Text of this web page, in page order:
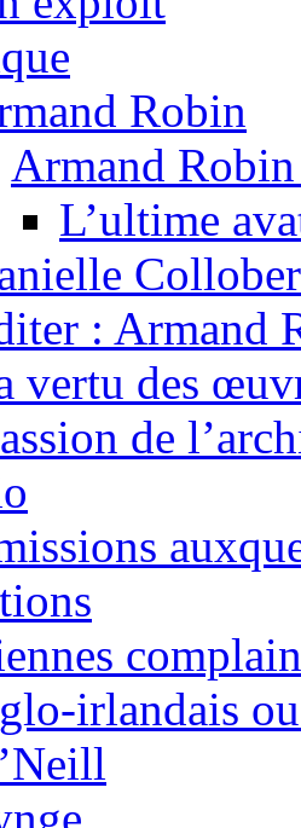
Robin
Armand
L’ultime
: Armand
vertu des
de
irlandais